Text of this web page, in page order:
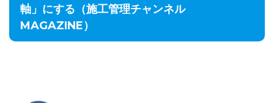
軸」にする（施工管理チャンネル
MAGAZINE）